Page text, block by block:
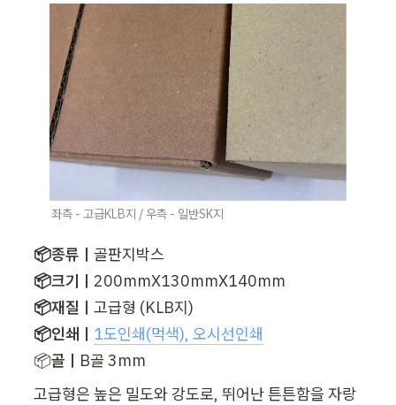
좌측 - 고급KLB지 / 우측 - 일반SK지
📦종류ㅣ
📦크기ㅣ
📦재질ㅣ
📦인쇄ㅣ 1도인쇄(먹색), 오시선인쇄
📦골ㅣ B골 3mm
고급형은 높은 밀도와 강도로, 뛰어난 튼튼함을 자랑